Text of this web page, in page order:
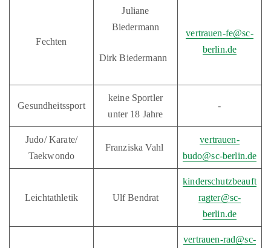
Fechten
Juliane
Biedermann
Dirk Biedermann
vertrauen-fe@sc-
berlin.de
Gesundheitssport
keine Sportler
unter 18 Jahre
-
Judo/ Karate/
Taekwondo
Franziska Vahl
vertrauen-
budo@sc-berlin.de
Leichtathletik Ulf Bendrat
kinderschutzbeauft
ragter@sc-
berlin.de
vertrauen-rad@sc-